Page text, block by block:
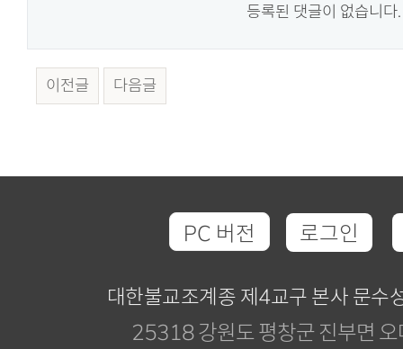
등록된 댓글이 없습니다.
이전글 다음글
PC 버전 로그인
대한불교조계종 제4교구 본사 문수
25318 강원도 평창군 진부면